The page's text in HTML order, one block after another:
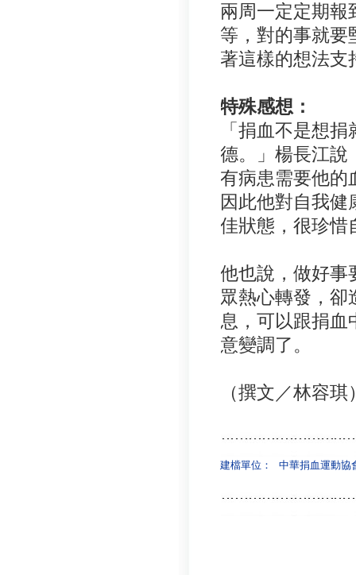
兩周一定定期報
等，對的事就要
著這樣的想法支
特殊感想：
「捐血不是想
德。
」楊長江
有病患需要他的
因此他對自我
佳狀態，很珍惜
他也說，做好事
眾熱心轉發，卻
息，可以跟捐血
意變調了。
（撰文／林容琪
建檔單位： 中華捐血運動協